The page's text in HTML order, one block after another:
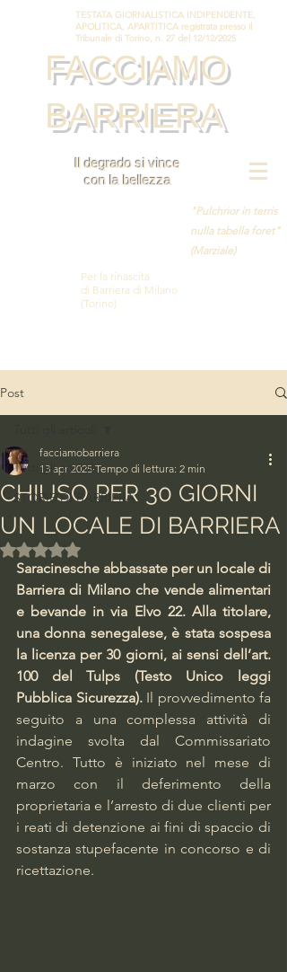
TESTATA GIORNALISTICA INDIPENDENTE,
APOLITICA, APARTITICA registrata presso il
Tribunale di Torino, n. 27 del 12/12/2025
FACCIAMO
BARRIERA
Il degrado si vince
con la bellezza
"Pulchrior in terris
nulla tabella foret"
(Marziale)
Per la rinascita
di Barriera di Milano
(Torino)
Post
Tutti gli articoli
STORIE DI BARRIERA
CHIUSO PER 30 GIORNI
UN LOCALE DI BARRIERA
facciamobarriera
13 apr 2025 Tempo di lettura: 2 min
Valutazione NaN stelle su 5.
Saracinesche abbassate per un locale di
Barriera di Milano che vende alimentari
e bevande in via Elvo 22. Alla titolare,
una donna senegalese, è stata sospesa
la licenza per 30 giorni, ai sensi dell’art.
100 del Tulps (Testo Unico leggi
Pubblica Sicurezza). Il provvedimento fa
seguito a una complessa attività di
indagine svolta dal Commissariato
Centro. Tutto è iniziato nel mese di
marzo con il deferimento della
proprietaria e l’arresto di due clienti per
i reati di detenzione ai fini di spaccio di
sostanza stupefacente in concorso e di
ricettazione.